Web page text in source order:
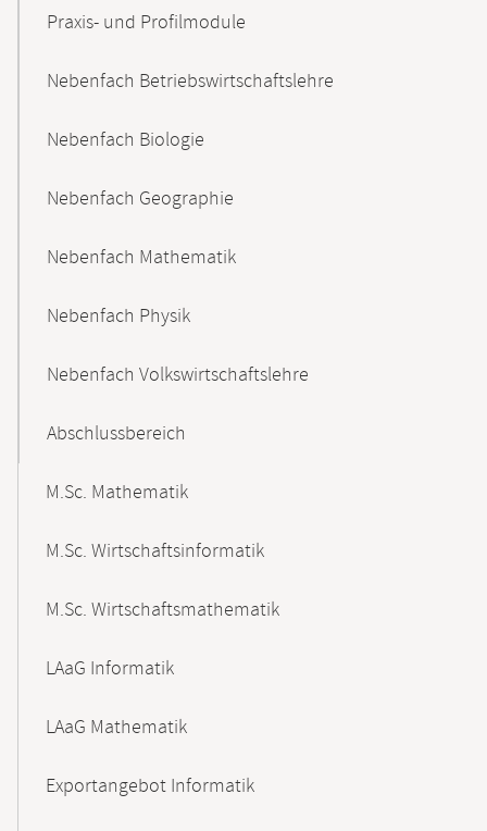
Praxis- und Profilmodule
Nebenfach Betriebswirtschaftslehre
Nebenfach Biologie
Nebenfach Geographie
Nebenfach Mathematik
Nebenfach Physik
Nebenfach Volkswirtschaftslehre
Abschlussbereich
M.Sc. Mathematik
M.Sc. Wirtschaftsinformatik
M.Sc. Wirtschaftsmathematik
LAaG Informatik
LAaG Mathematik
Exportangebot Informatik